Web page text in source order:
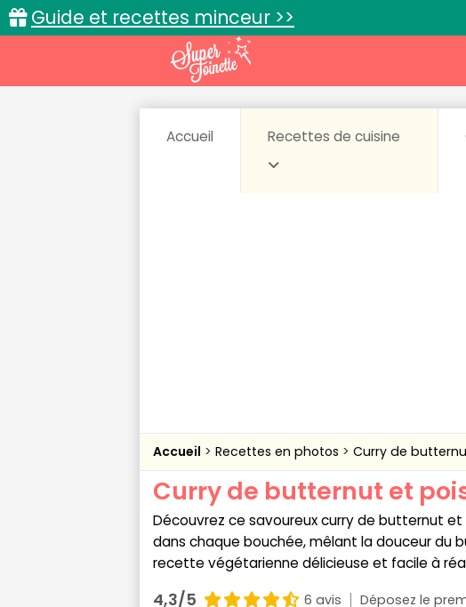
Guide et recettes minceur >>
Accueil Recettes de cuisine
Accueil Recettes en photos Curry de
Curry de butternut et
Découvrez ce savoureux curry de butternut et
dans chaque bouchée, mêlant la douceur du
recette végétarienne délicieuse et facile à
4,3/5 6 avis Déposez le